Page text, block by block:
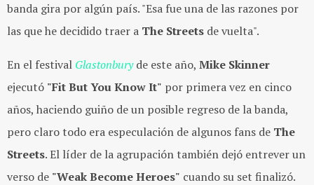
banda gira por algún país. "Esa fue una de las razones por
las que he decidido traer a The Streets de vuelta".
En el festival Glastonburyde este año, Mike Skinner
ejecutó "Fit But You Know It" por primera vez en cinco
años, haciendo guiño de un posible regreso de la banda,
pero claro todo era especulación de algunos fans de The
Streets. El líder de la agrupación también dejó entrever un
verso de "Weak Become Heroes" cuando su set finalizó.